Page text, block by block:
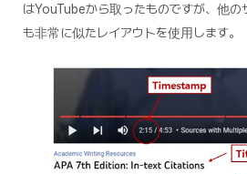
はYouTubeから取ったものですが、他の
も非常に似たレイアウトを使用します。